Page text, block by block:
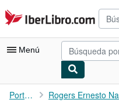
Pasar al contenido principal
IberLibro.com
Menú
Mi cuenta
Portada